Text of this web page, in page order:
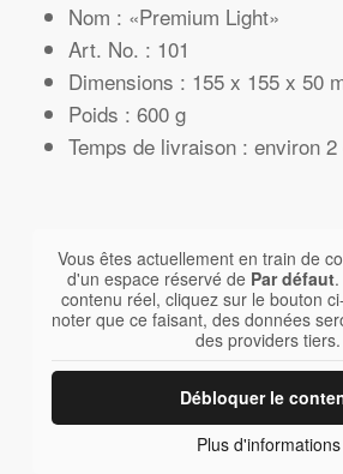
Nom : «Premium Light»
Art. No. : 101
Dimensions : 155 x 155 x 50
Poids : 600 g
Temps de livraison : environ
Vous êtes actuellement en train de
d'un espace réservé de Par défaut.
contenu réel, cliquez sur le bouton
noter que ce faisant, des données
des providers tiers.
Débloquer le
Plus d'informations